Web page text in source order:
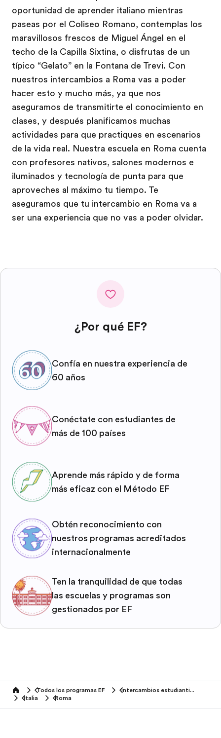
oportunidad de aprender italiano mientras
paseas por el Coliseo Romano, contemplas los
maravillosos frescos de Miguel Ángel en el
techo de la Capilla Sixtina, o disfrutas de un
típico “Gelato” en la Fontana de Trevi. Con
nuestros intercambios a Roma vas a poder
hacer esto y mucho más, ya que nos
aseguramos de transmitirte el conocimiento en
clases, y después planificamos muchas
actividades para que practiques en escenarios
de la vida real. Nuestra escuela en Roma cuenta
con profesores nativos, salones modernos e
iluminados y tecnología de punta para que
aproveches al máximo tu tiempo. Te
aseguramos que tu intercambio en Roma va a
ser una experiencia que no vas a poder olvidar.
¿Por qué EF?
Confía en nuestra experiencia de
60 años
Conéctate con estudiantes de
más de 100 países
Aprende más rápido y de forma
más eficaz con el Método EF
Obtén reconocimiento con
nuestros programas acreditados
internacionalmente
Ten la tranquilidad de que todas
las escuelas y programas son
gestionados por EF
home Todos los programas EF
Intercambios estudiantiles
Italia
Roma